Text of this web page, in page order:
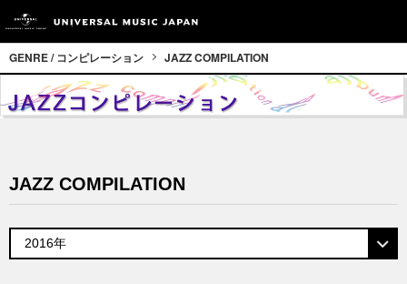
GENRE / コンピレーション JAZZ COMPILATION
JAZZ COMPILATION